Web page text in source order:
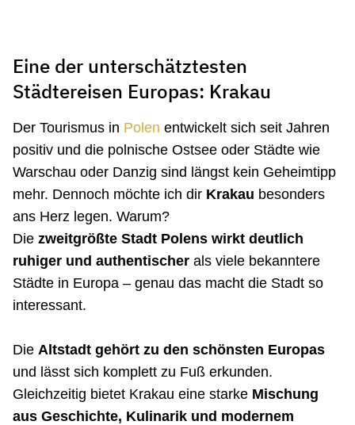
Eine der unterschätztesten
Städtereisen Europas: Krakau
Der Tourismus in Polen entwickelt sich seit Jahren
positiv und die polnische Ostsee oder Städte wie
Warschau oder Danzig sind längst kein Geheimtipp
mehr. Dennoch möchte ich dir Krakau besonders
ans Herz legen. Warum?
Die zweitgrößte Stadt Polens wirkt deutlich
ruhiger und authentischer als viele bekanntere
Städte in Europa – genau das macht die Stadt so
interessant.
Die Altstadt gehört zu den schönsten Europas
und lässt sich komplett zu Fuß erkunden.
Gleichzeitig bietet Krakau eine starke Mischung
aus Geschichte, Kulinarik und modernem